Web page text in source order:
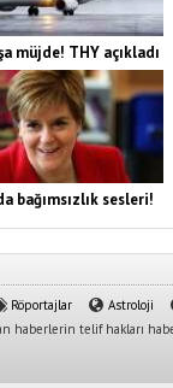
müjde! THY açıkladı
bağımsızlık sesleri!
Röportajlar
Astroloji
haberlerin telif hakları